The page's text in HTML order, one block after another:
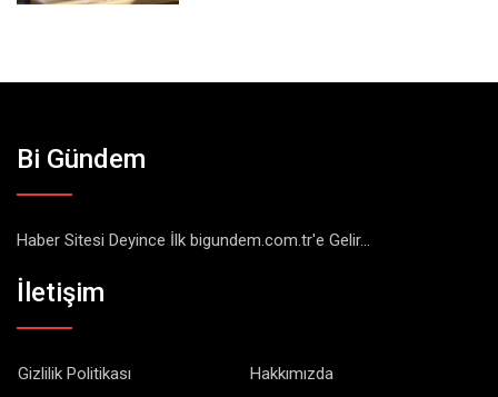
Bi Gündem
Haber Sitesi Deyince İlk bigundem.com.tr'e Gelir...
İletişim
Gizlilik Politikası
Hakkımızda